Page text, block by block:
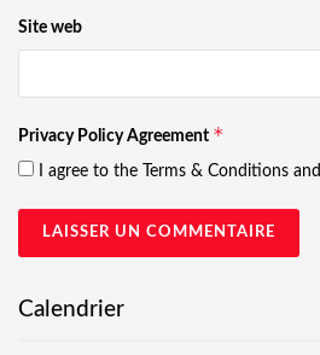
Site web
Privacy Policy Agreement *
I agree to the Terms & Conditions and
Calendrier